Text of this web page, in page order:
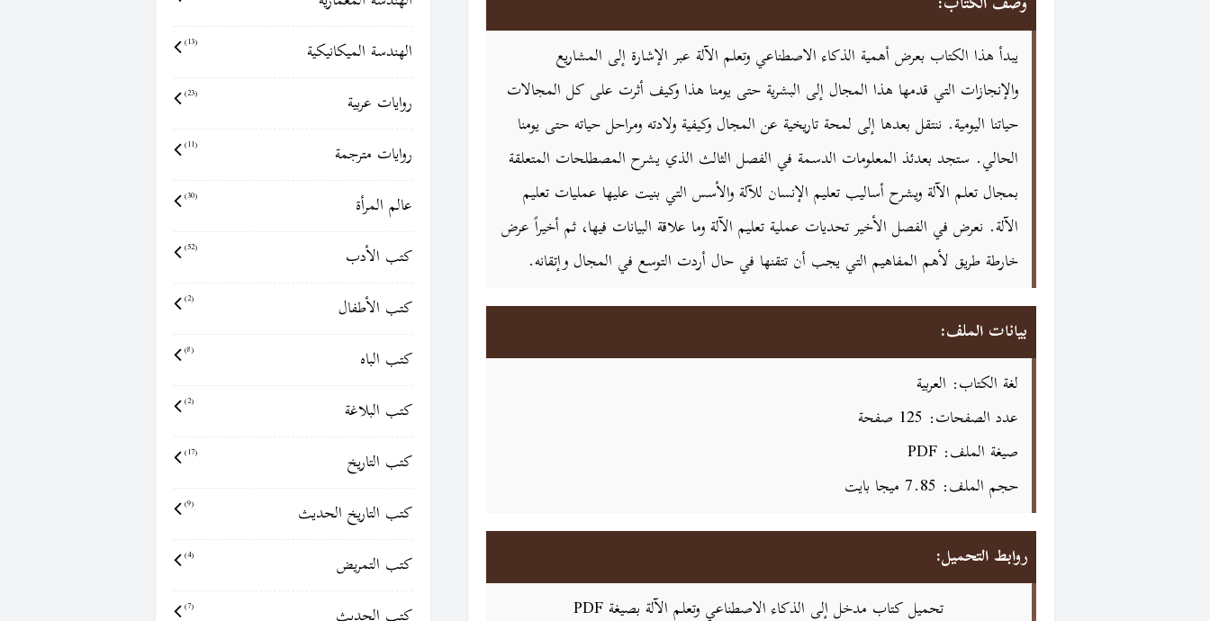
يبدأ هذا الكتاب بعرض أهمية الذكاء الاصطناعي وتعلم الآلة عبر الإشارة إلى المشاريع
والإنجازات التي قدمها هذا المجال إلى البشرية حتى يومنا هذا وكيف أثرت على كل المجالات
حياتنا اليومية. ننتقل بعدها إلى لمحة تاريخية عن المجال وكيفية ولادته ومراحل حياته حتى يومنا
الحالي. ستجد بعدئذ المعلومات الدسمة في الفصل الثالث الذي يشرح المصطلحات المتعلقة
بمجال تعلم الآلة ويشرح أساليب تعليم الإنسان للآلة والأسس التي بنيت عليها عمليات تعليم
الآلة. نعرض في الفصل الأخير تحديات عملية تعليم الآلة وما علاقة البيانات فيها، ثم أخيراً عرض
خارطة طريق لأهم المفاهيم التي يجب أن تتقنها في حال أردت التوسع في المجال وإتقانه.
بيانات الملف:
لغة الكتاب: العربية
عدد الصفحات: 125 صفحة
صيغة الملف: PDF
حجم الملف: 7.85 ميجا بايت
روابط التحميل:
تحميل كتاب مدخل إلى الذكاء الاصطناعي وتعلم الآلة بصيغة PDF
الهندسة الميكانيكية (13)
روايات عربية (23)
روايات مترجمة (11)
عالم المرأة (30)
كتب الأدب (52)
كتب الأطفال (2)
كتب الباه (8)
كتب البلاغة (2)
كتب التاريخ (17)
كتب التاريخ الحديث (9)
كتب التمريض (4)
(7)